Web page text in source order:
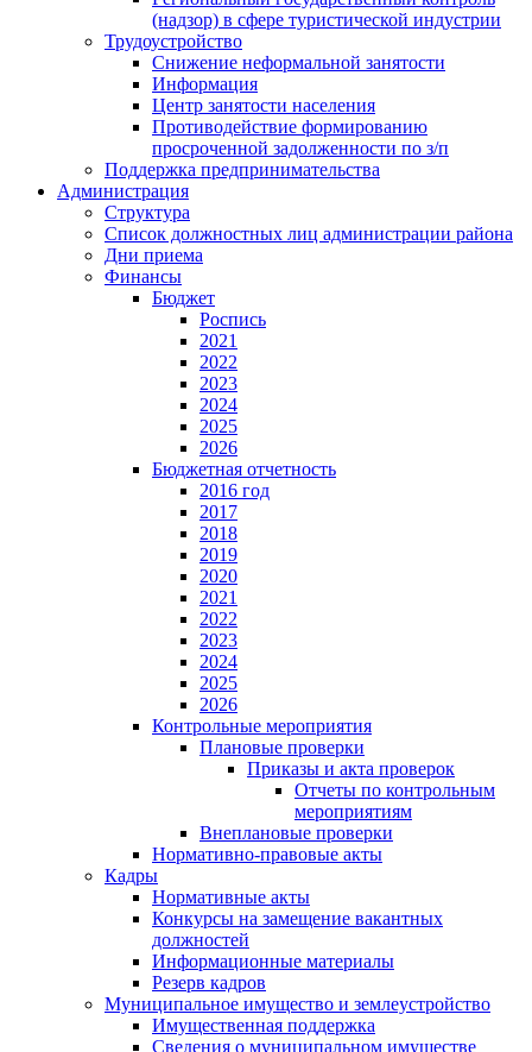
(надзор) в сфере туристической индустрии
Трудоустройство
Снижение неформальной занятости
Информация
Центр занятости населения
Противодействие формированию
просроченной задолженности по з/п
Поддержка предпринимательства
Администрация
Структура
Список должностных лиц администрации района
Дни приема
Финансы
Бюджет
Роспись
2021
2022
2023
2024
2025
2026
Бюджетная отчетность
2016 год
2017
2018
2019
2020
2021
2022
2023
2024
2025
2026
Контрольные мероприятия
Плановые проверки
Приказы и акта проверок
Отчеты по контрольным
мероприятиям
Внеплановые проверки
Нормативно-правовые акты
Кадры
Нормативные акты
Конкурсы на замещение вакантных
должностей
Информационные материалы
Резерв кадров
Муниципальное имущество и землеустройство
Имущественная поддержка
Сведения о муниципальном имуществе